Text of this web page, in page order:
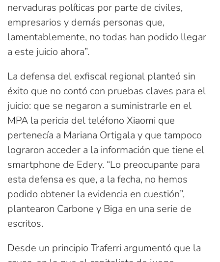
nervaduras políticas por parte de civiles,
empresarios y demás personas que,
lamentablemente, no todas han podido llegar
a este juicio ahora”.
La defensa del exfiscal regional planteó sin
éxito que no contó con pruebas claves para el
juicio: que se negaron a suministrarle en el
MPA la pericia del teléfono Xiaomi que
pertenecía a Mariana Ortigala y que tampoco
lograron acceder a la información que tiene el
smartphone de Edery. “Lo preocupante para
esta defensa es que, a la fecha, no hemos
podido obtener la evidencia en cuestión”,
plantearon Carbone y Biga en una serie de
escritos.
Desde un principio Traferri argumentó que la